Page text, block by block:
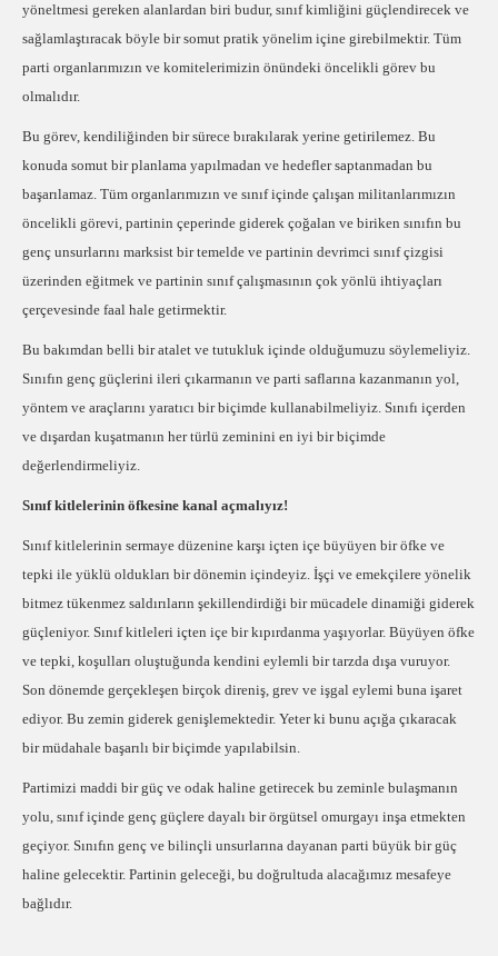
yöneltmesi gereken alanlardan biri budur, sınıf kimliğini güçlendirecek ve
sağlamlaştıracak böyle bir somut pratik yönelim içine girebilmektir. Tüm
parti organlarımızın ve komitelerimizin önündeki öncelikli görev bu
olmalıdır.
Bu görev, kendiliğinden bir sürece bırakılarak yerine getirilemez. Bu
konuda somut bir planlama yapılmadan ve hedefler saptanmadan bu
başarılamaz. Tüm organlarımızın ve sınıf içinde çalışan militanlarımızın
öncelikli görevi, partinin çeperinde giderek çoğalan ve biriken sınıfın bu
genç unsurlarını marksist bir temelde ve partinin devrimci sınıf çizgisi
üzerinden eğitmek ve partinin sınıf çalışmasının çok yönlü ihtiyaçları
çerçevesinde faal hale getirmektir.
Bu bakımdan belli bir atalet ve tutukluk içinde olduğumuzu söylemeliyiz.
Sınıfın genç güçlerini ileri çıkarmanın ve parti saflarına kazanmanın yol,
yöntem ve araçlarını yaratıcı bir biçimde kullanabilmeliyiz. Sınıfı içerden
ve dışardan kuşatmanın her türlü zeminini en iyi bir biçimde
değerlendirmeliyiz.
Sınıf kitlelerinin öfkesine kanal açmalıyız!
Sınıf kitlelerinin sermaye düzenine karşı içten içe büyüyen bir öfke ve
tepki ile yüklü oldukları bir dönemin içindeyiz. İşçi ve emekçilere yönelik
bitmez tükenmez saldırıların şekillendirdiği bir mücadele dinamiği giderek
güçleniyor. Sınıf kitleleri içten içe bir kıpırdanma yaşıyorlar. Büyüyen öfke
ve tepki, koşulları oluştuğunda kendini eylemli bir tarzda dışa vuruyor.
Son dönemde gerçekleşen birçok direniş, grev ve işgal eylemi buna işaret
ediyor. Bu zemin giderek genişlemektedir. Yeter ki bunu açığa çıkaracak
bir müdahale başarılı bir biçimde yapılabilsin.
Partimizi maddi bir güç ve odak haline getirecek bu zeminle bulaşmanın
yolu, sınıf içinde genç güçlere dayalı bir örgütsel omurgayı inşa etmekten
geçiyor. Sınıfın genç ve bilinçli unsurlarına dayanan parti büyük bir güç
haline gelecektir. Partinin geleceği, bu doğrultuda alacağımız mesafeye
bağlıdır.